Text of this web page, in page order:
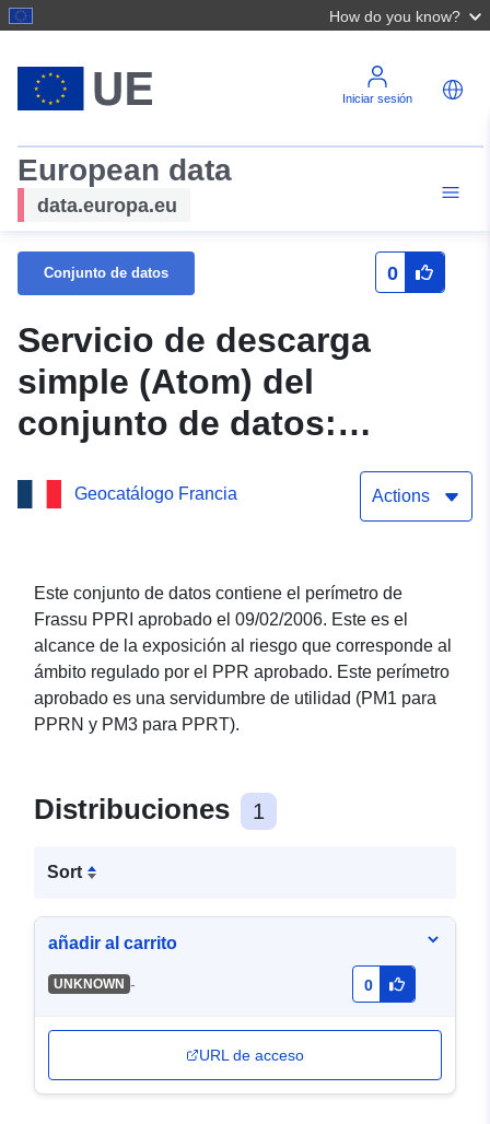
How do you know?
Iniciar sesión
European data
data.europa.eu
Conjunto de datos 0
Servicio de descarga
simple (Atom) del
conjunto de datos:
Alcance de Frassu PPRI
Geocatálogo Francia Actions
Este conjunto de datos contiene el perímetro de
Frassu PPRI aprobado el 09/02/2006. Este es el
alcance de la exposición al riesgo que corresponde al
ámbito regulado por el PPR aprobado. Este perímetro
aprobado es una servidumbre de utilidad (PM1 para
PPRN y PM3 para PPRT).
Distribuciones 1
Sort
añadir al carrito
UNKNOWN - 0
URL de acceso